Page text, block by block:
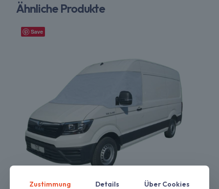
Ähnliche Produkte
Save
Zustimmung Details Über Cookies